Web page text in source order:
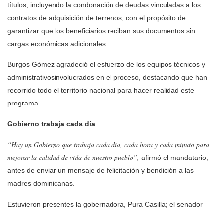
títulos , incluyendo la condonación de deudas vinculadas a los
contratos de adquisición de terrenos, con el propósito de
garantizar que los beneficiarios reciban sus documentos sin
cargas económicas adicionales.
Burgos Gómez agradeció el esfuerzo de los equipos técnicos y
administrativosinvolucrados en el proceso, destacando que han
recorrido todo el territorio nacional para hacer realidad este
programa.
Gobierno trabaja cada día
“Hay un Gobierno que trabaja cada día, cada hora y cada minuto para
mejorar la calidad de vida de nuestro pueblo”, afirmó el mandatario,
antes de enviar un mensaje de felicitación y bendición a las
madres dominicanas.
Estuvieron presentes la gobernadora, Pura Casilla; el senador